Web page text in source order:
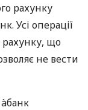
рахунку
Усі операції
рахунку, що
не вести
àбанк